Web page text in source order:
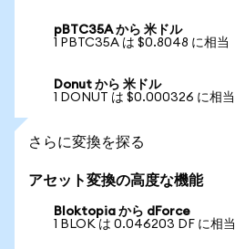
pBTC35A から 米ドル
1 PBTC35A は $0.8048 に相当
Donut から 米ドル
1 DONUT は $0.000326 に相当
さらに変換を探る
アセット変換の高度な機能
Bloktopia から dForce
1 BLOK は 0.046203 DF に相当